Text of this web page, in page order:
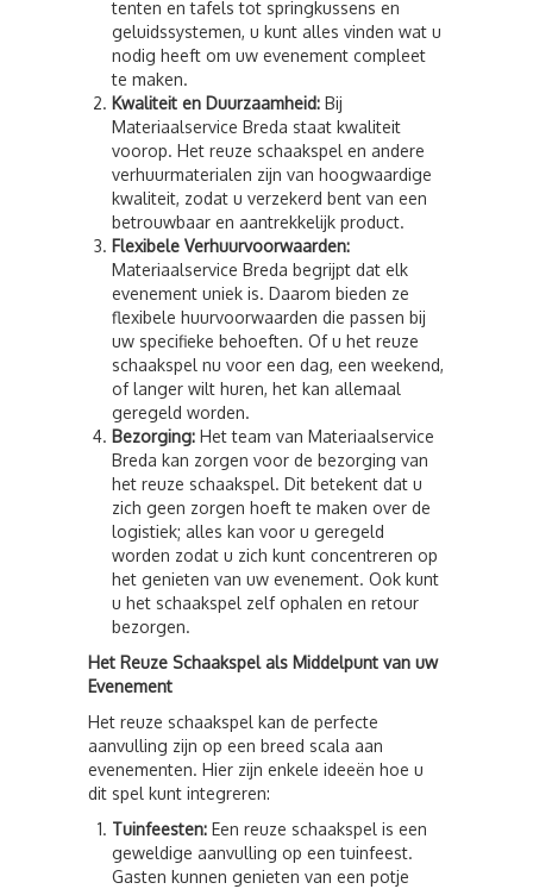
tenten en tafels tot springkussens en
geluidssystemen, u kunt alles vinden wat u
nodig heeft om uw evenement compleet
te maken.
Kwaliteit en Duurzaamheid: Bij
Materiaalservice Breda staat kwaliteit
voorop. Het reuze schaakspel en andere
verhuurmaterialen zijn van hoogwaardige
kwaliteit, zodat u verzekerd bent van een
betrouwbaar en aantrekkelijk product.
Flexibele Verhuurvoorwaarden:
Materiaalservice Breda begrijpt dat elk
evenement uniek is. Daarom bieden ze
flexibele huurvoorwaarden die passen bij
uw specifieke behoeften. Of u het reuze
schaakspel nu voor een dag, een weekend,
of langer wilt huren, het kan allemaal
geregeld worden.
Bezorging: Het team van Materiaalservice
Breda kan zorgen voor de bezorging van
het reuze schaakspel. Dit betekent dat u
zich geen zorgen hoeft te maken over de
logistiek; alles kan voor u geregeld
worden zodat u zich kunt concentreren op
het genieten van uw evenement. Ook kunt
u het schaakspel zelf ophalen en retour
bezorgen.
Het Reuze Schaakspel als Middelpunt van uw
Evenement
Het reuze schaakspel kan de perfecte
aanvulling zijn op een breed scala aan
evenementen. Hier zijn enkele ideeën hoe u
dit spel kunt integreren:
Tuinfeesten: Een reuze schaakspel is een
geweldige aanvulling op een tuinfeest.
Gasten kunnen genieten van een potje